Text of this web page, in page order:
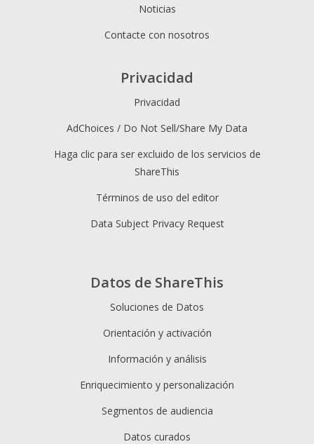
Datos de ShareThis
Soluciones de Datos
Orientación y activación
Información y análisis
Enriquecimiento y personalización
Segmentos de audiencia
Datos curados
Noticias
Contacte con nosotros
Privacidad
Privacidad
AdChoices / Do Not Sell/Share My Data
Haga clic para ser excluido de los servicios de
ShareThis
Términos de uso del editor
Data Subject Privacy Request